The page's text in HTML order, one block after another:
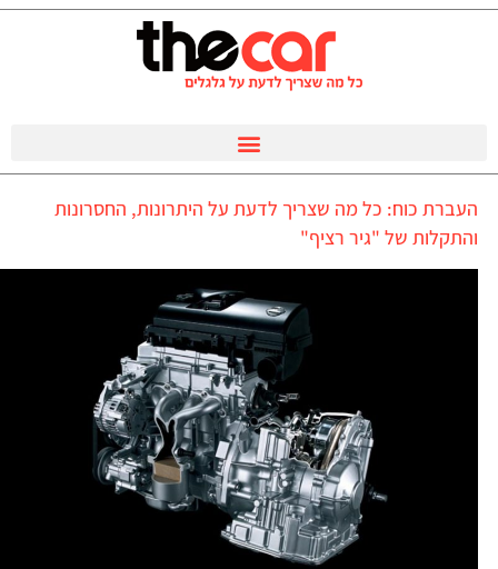
העברת כוח: כל מה שצריך לדעת על היתרונות, החסרונות
והתקלות של "גיר רציף"